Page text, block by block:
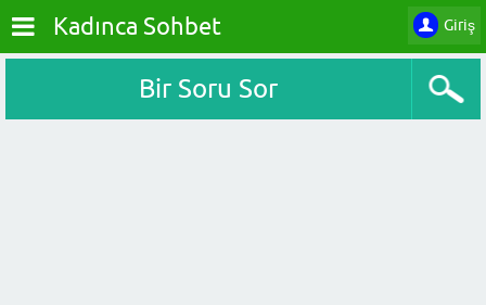
Giriş
Kadınca Sohbet
Bir Soru Sor